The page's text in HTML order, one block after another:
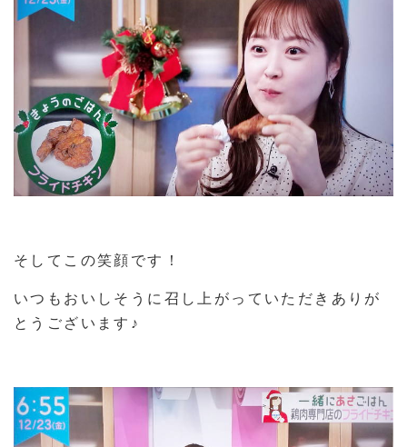
そしてこの笑顔です！
いつもおいしそうに召し上がっていただきありが
とうございます♪